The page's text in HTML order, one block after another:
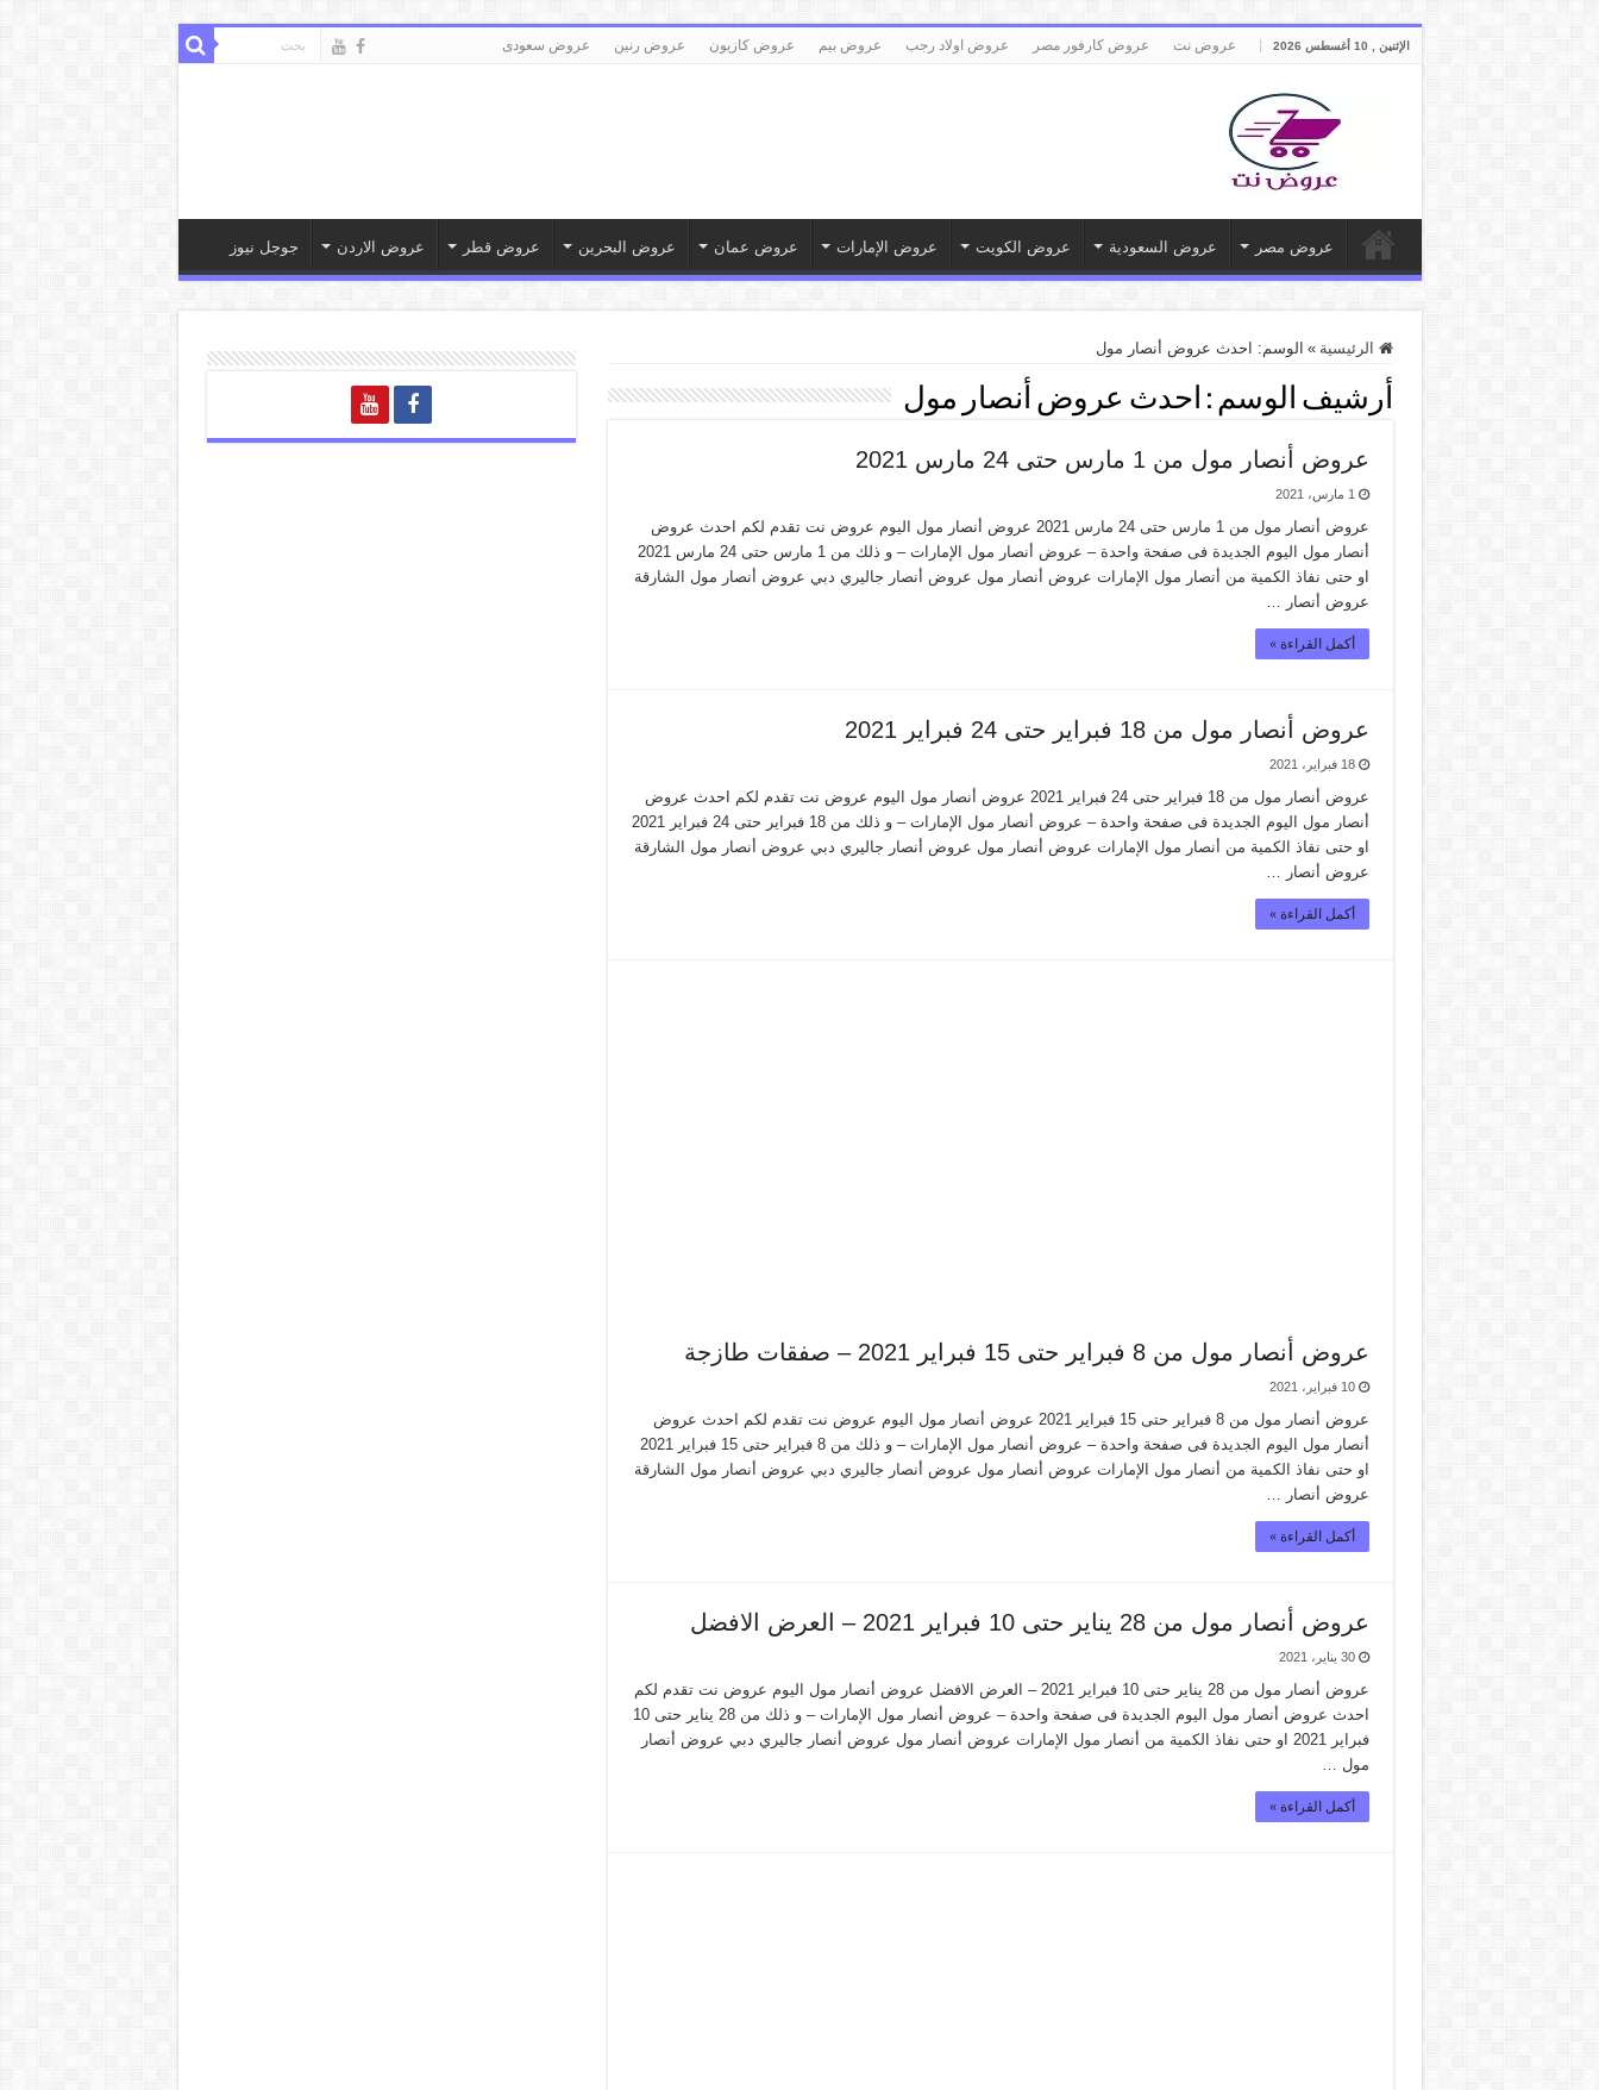
الإثنين , 10 أغسطس 2026 عروض نت عروض كارفور مصر عروض اولاد رجب عروض بيم عروض كازيون عروض رنين عروض سعودى
عروض مصر عروض السعودية عروض الكويت عروض الإمارات عروض عمان عروض البحرين عروض قطر عروض الاردن جوجل نيوز
الرئيسية » الوسم: احدث عروض أنصار مول
أرشيف الوسم : احدث عروض أنصار مول
عروض أنصار مول من 1 مارس حتى 24 مارس 2021
1 مارس، 2021
عروض أنصار مول من 1 مارس حتى 24 مارس 2021 عروض أنصار مول اليوم عروض نت تقدم لكم احدث عروض
أنصار مول اليوم الجديدة فى صفحة واحدة – عروض أنصار مول الإمارات – و ذلك من 1 مارس حتى 24 مارس 2021
او حتى نفاذ الكمية من أنصار مول الإمارات عروض أنصار مول عروض أنصار جاليري دبي عروض أنصار مول الشارقة
عروض أنصار …
أكمل القراءة »
عروض أنصار مول من 18 فبراير حتى 24 فبراير 2021
18 فبراير، 2021
عروض أنصار مول من 18 فبراير حتى 24 فبراير 2021 عروض أنصار مول اليوم عروض نت تقدم لكم احدث عروض
أنصار مول اليوم الجديدة فى صفحة واحدة – عروض أنصار مول الإمارات – و ذلك من 18 فبراير حتى 24 فبراير 2021
او حتى نفاذ الكمية من أنصار مول الإمارات عروض أنصار مول عروض أنصار جاليري دبي عروض أنصار مول الشارقة
عروض أنصار …
أكمل القراءة »
عروض أنصار مول من 8 فبراير حتى 15 فبراير 2021 – صفقات طازجة
10 فبراير، 2021
عروض أنصار مول من 8 فبراير حتى 15 فبراير 2021 عروض أنصار مول اليوم عروض نت تقدم لكم احدث عروض
أنصار مول اليوم الجديدة فى صفحة واحدة – عروض أنصار مول الإمارات – و ذلك من 8 فبراير حتى 15 فبراير 2021
او حتى نفاذ الكمية من أنصار مول الإمارات عروض أنصار مول عروض أنصار جاليري دبي عروض أنصار مول الشارقة
عروض أنصار …
أكمل القراءة »
عروض أنصار مول من 28 يناير حتى 10 فبراير 2021 – العرض الافضل
30 يناير، 2021
عروض أنصار مول من 28 يناير حتى 10 فبراير 2021 – العرض الافضل عروض أنصار مول اليوم عروض نت تقدم لكم
احدث عروض أنصار مول اليوم الجديدة فى صفحة واحدة – عروض أنصار مول الإمارات – و ذلك من 28 يناير حتى 10
فبراير 2021 او حتى نفاذ الكمية من أنصار مول الإمارات عروض أنصار مول عروض أنصار جاليري دبي عروض أنصار
مول …
أكمل القراءة »